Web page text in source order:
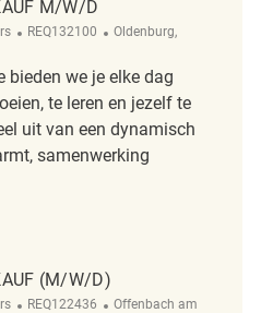
M/W/D
ReqId
REQ132100 Plaats
Oldenburg,
bieden we je elke dag
te leren en jezelf te
uit van een dynamisch
samenwerking
m/w/d REQ132100
(M/W/D)
ReqId
REQ122436 Plaats
Offenbach am